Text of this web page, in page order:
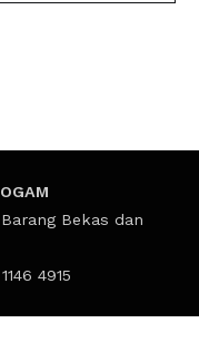
Bekas dan
4915